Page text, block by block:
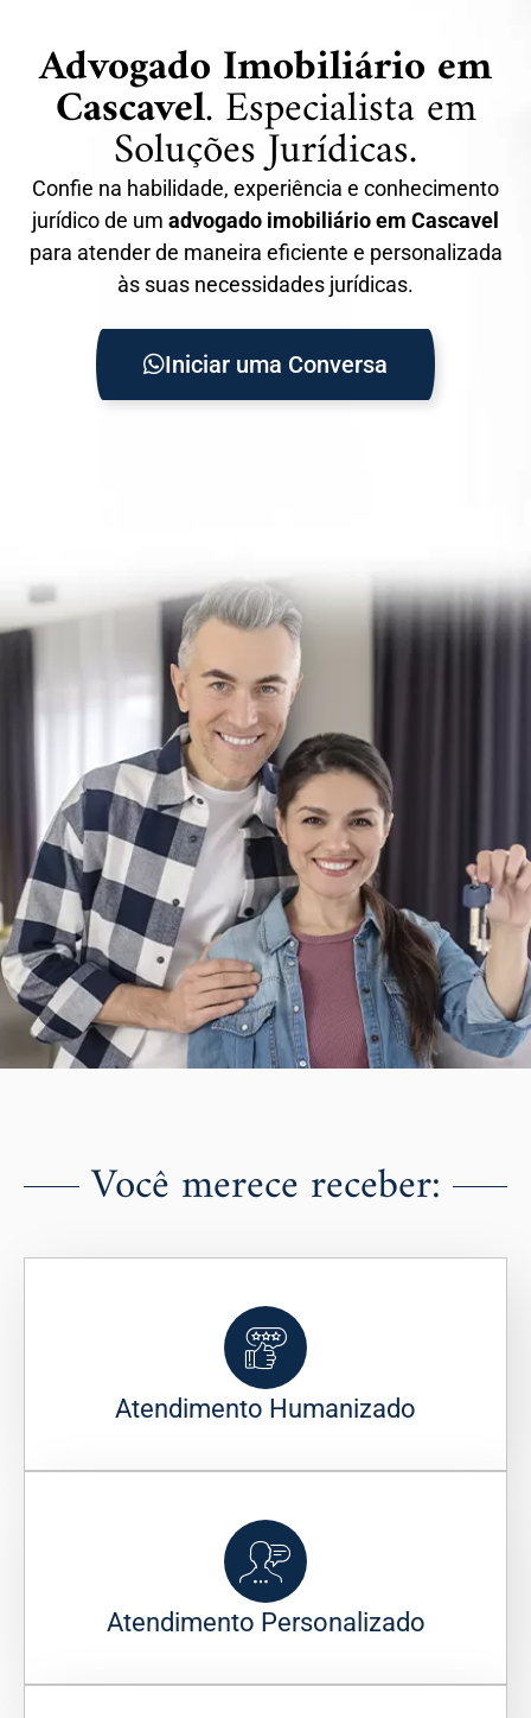
Advogado Imobiliário em
Cascavel. Especialista em
Soluções Jurídicas.
Confie na habilidade, experiência e conhecimento
jurídico de um advogado imobiliário em Cascavel
para atender de maneira eficiente e personalizada
às suas necessidades jurídicas.
Iniciar uma Conversa
Você merece receber:
Atendimento Humanizado
Atendimento Personalizado